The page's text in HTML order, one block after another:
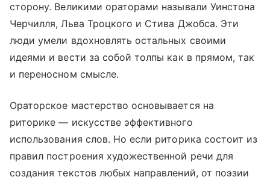
сторону. Великими ораторами называли Уинстона
Черчилля, Льва Троцкого и Стива Джобса. Эти
люди умели вдохновлять остальных своими
идеями и вести за собой толпы как в прямом, так
и переносном смысле.
Ораторское мастерство основывается на
риторике — искусстве эффективного
использования слов. Но если риторика состоит из
правил построения художественной речи для
создания текстов любых направлений, от поэзии